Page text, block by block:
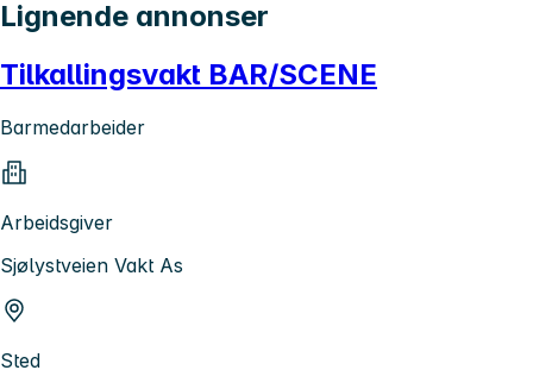
Lignende annonser
Tilkallingsvakt BAR/SCENE
Barmedarbeider
Arbeidsgiver
Sjølystveien Vakt As
Sted